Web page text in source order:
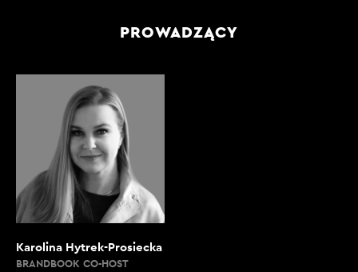
PROWADZĄCY
Karolina Hytrek-Prosiecka
BRANDBOOK CO-HOST